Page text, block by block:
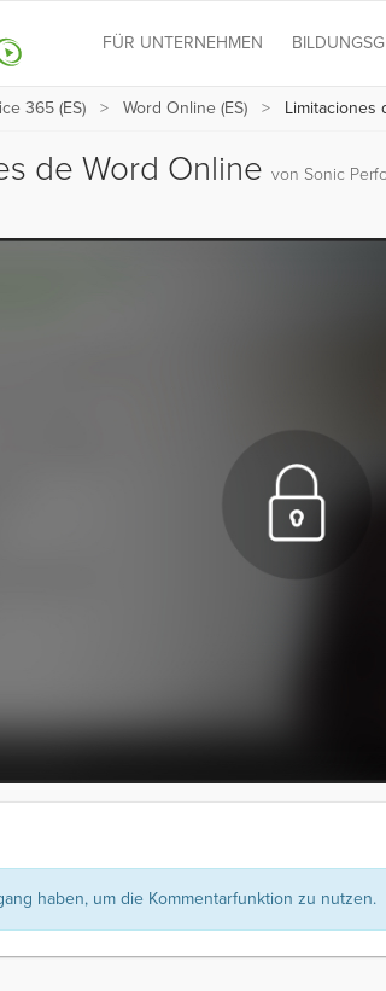
FÜR UNTERNEHMEN
365 (ES) Word Online (ES) Limitaciones
de Word Online von Sonic
haben, um die Kommentarfunktion zu nutzen.